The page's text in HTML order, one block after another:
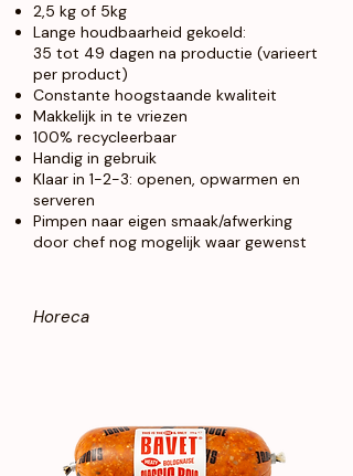
2,5 kg of 5kg
Lange houdbaarheid gekoeld:
35 tot 49 dagen na productie (varieert
per product)
Constante hoogstaande kwaliteit
Makkelijk in te vriezen
100% recycleerbaar
Handig in gebruik
Klaar in 1-2-3: openen, opwarmen en
serveren
Pimpen naar eigen smaak/afwerking
door chef nog mogelijk waar gewenst
Horeca